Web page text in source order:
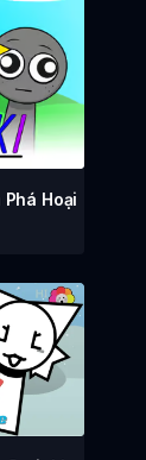
Hoại